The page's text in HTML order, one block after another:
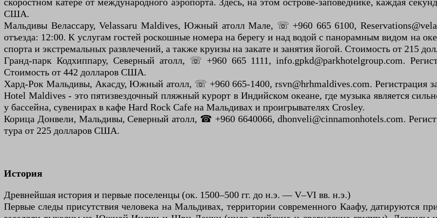
США.
Мальдивы Велассару, Velassaru Maldives, Южный атолл Мале, ☏ +960 665 6100,
отъезда: 12:00. К услугам гостей роскошные номера на берегу и над водой с панорамным видом на
спорта и экстремальных развлечений, а также круизы на закате и занятия йогой. Стоимость от 215
Гранд-парк Кодхиппару, Северный атолл, ☏ +960 665 1111, info.gpkd@parkhotelgroup.com.
Стоимость от 442 долларов США.
Хард-Рок Мальдивы, Акасду, Южный атолл, ☏ +960 665-1400, rsvn@hrhmaldives.com. Регистрация
Hotel Maldives - это пятизвездочный пляжный курорт в Индийском океане, где музыка является
у бассейна, сувенирах в кафе Hard Rock Cafe на Мальдивах и проигрывателях Crosley.
Корица Донвели, Мальдивы, Северный атолл, ☎ +960 6640066, dhonveli@cinnamonhotels.com.
тура от 225 долларов США.
История
Древнейшая история и первые поселенцы (ок. 1500–500 гг. до н.э. — V–VI вв. н.э.)
Первые следы присутствия человека на Мальдивах, территории современного Каафу, датируются